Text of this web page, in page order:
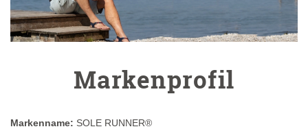
Markenprofil
Markenname: SOLE RUNNER®